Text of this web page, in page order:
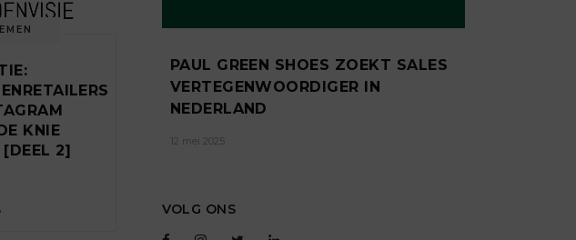
KNIE
[DEEL 2]
PAUL GREEN SHOES ZOEKT SALES
VERTEGENWOORDIGER IN
NEDERLAND
12 mei 2025
VOLG ONS